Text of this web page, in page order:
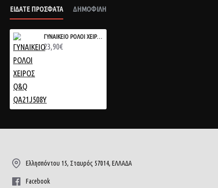
ΕΙΔΑΤΕ ΠΡΟΣΦΑΤΑ ΔΗΜΟΦΙΛΗ
ΓΥΝΑΙΚΕΙΟ ΡΟΛΟΙ ΧΕΙΡΟΣ Q&Q QA21J508Y
23,90€
Ελλησπόντου 15, Σταυρός 57014, ΕΛΛΑΔΑ
Facebook